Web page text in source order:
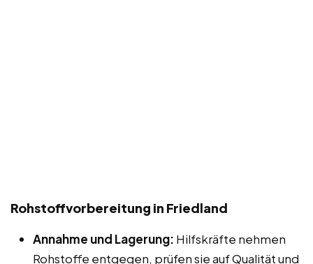
Rohstoffvorbereitung in Friedland
Annahme und Lagerung: Hilfskräfte nehmen
Rohstoffe entgegen, prüfen sie auf Qualität und